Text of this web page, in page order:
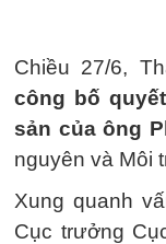
Chiều 27/6,
công bố
sản của ông
nguyên và Môi
Xung quanh
Cục trưởng